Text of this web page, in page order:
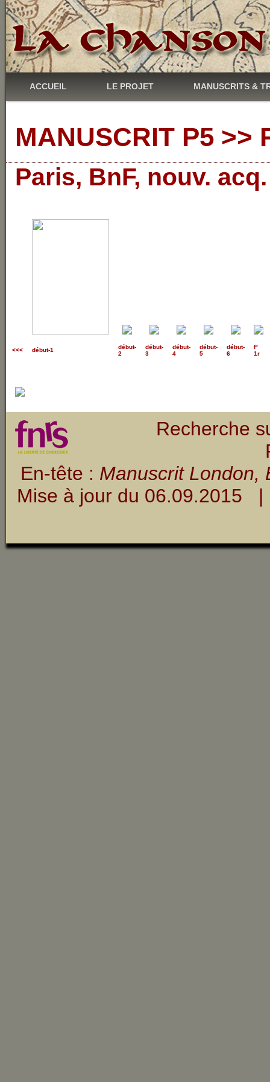
ACCUEIL LE PROJET MANUSCRITS &
MANUSCRIT P5
Paris, BnF, nouv.
<<< début-1 début-
2
début-
3
début-
4
début-
5
début-
6
f°
1r
Recherche
En-tête : Manuscrit London,
Mise à jour du 06.09.2015 |